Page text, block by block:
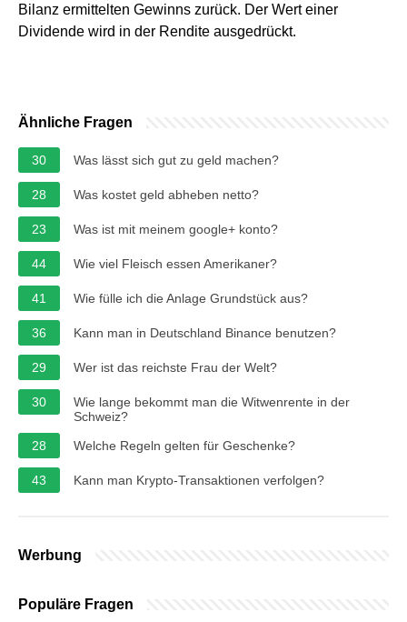
Bilanz ermittelten Gewinns zurück. Der Wert einer
Dividende wird in der Rendite ausgedrückt.
Ähnliche Fragen
30 Was lässt sich gut zu geld machen?
28 Was kostet geld abheben netto?
23 Was ist mit meinem google+ konto?
44 Wie viel Fleisch essen Amerikaner?
41 Wie fülle ich die Anlage Grundstück aus?
36 Kann man in Deutschland Binance benutzen?
29 Wer ist das reichste Frau der Welt?
30
Wie lange bekommt man die Witwenrente in der
Schweiz?
28
Welche Regeln gelten für Geschenke?
43 Kann man Krypto-Transaktionen verfolgen?
Werbung
Populäre Fragen